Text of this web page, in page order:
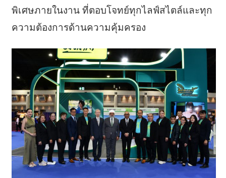
พิเศษภายในงาน ที่ตอบโจทย์ทุกไลฟ์สไตล์และทุก
ความต้องการด้านความคุ้มครอง